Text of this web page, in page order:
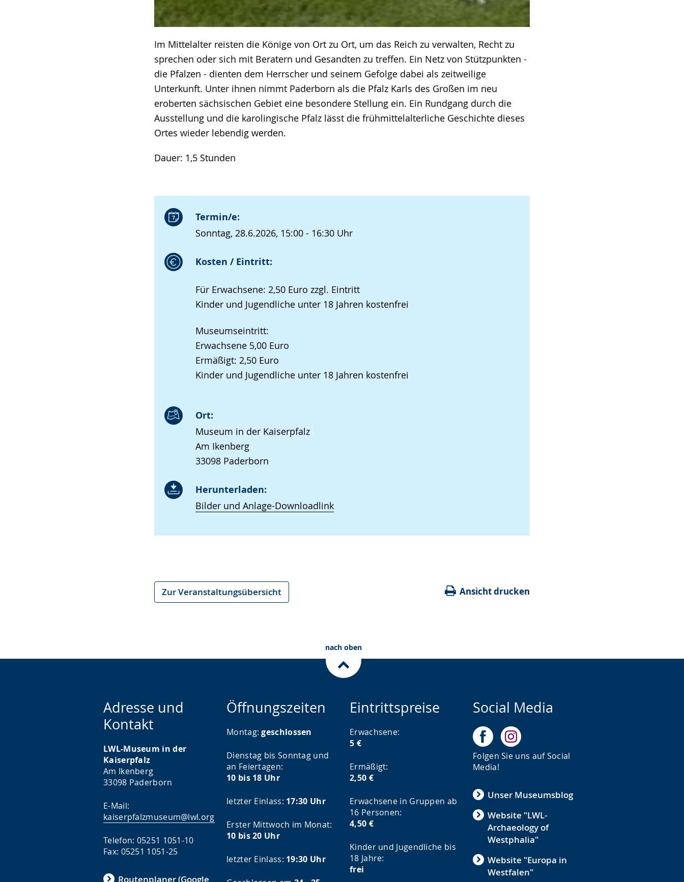
Im Mittelalter reisten die Könige von Ort zu Ort, um das Reich zu verwalten, Recht zu
sprechen oder sich mit Beratern und Gesandten zu treffen. Ein Netz von Stützpunkten -
die Pfalzen - dienten dem Herrscher und seinem Gefolge dabei als zeitweilige
Unterkunft. Unter ihnen nimmt Paderborn als die Pfalz Karls des Großen im neu
eroberten sächsischen Gebiet eine besondere Stellung ein. Ein Rundgang durch die
Ausstellung und die karolingische Pfalz lässt die frühmittelalterliche Geschichte dieses
Ortes wieder lebendig werden.
Dauer: 1,5 Stunden
Termin/e:
Sonntag, 28.6.2026, 15:00 - 16:30 Uhr
Kosten / Eintritt:
Für Erwachsene: 2,50 Euro zzgl. Eintritt
Kinder und Jugendliche unter 18 Jahren kostenfrei
Museumseintritt:
Erwachsene 5,00 Euro
Ermäßigt: 2,50 Euro
Kinder und Jugendliche unter 18 Jahren kostenfrei
Ort:
Museum in der Kaiserpfalz
Am Ikenberg
33098 Paderborn
Herunterladen:
Bilder und Anlage-Downloadlink
Zur Veranstaltungsübersicht Ansicht drucken
nach oben
Adresse und
Kontakt
LWL-Museum in der
Kaiserpfalz
Am Ikenberg
33098 Paderborn
E-Mail:
kaiserpfalzmuseum@lwl.org
Telefon: 05251 1051-10
Fax: 05251 1051-25
Routenplaner (Google
Öffnungszeiten
Montag:geschlossen
Dienstag bis Sonntag und
an Feiertagen:
10 bis 18 Uhr
letzter Einlass: 17:30 Uhr
Erster Mittwoch im Monat:
10 bis 20 Uhr
letzter Einlass: 19:30 Uhr
Eintrittspreise
Erwachsene:
5 €
Ermäßigt:
2,50 €
Erwachsene in Gruppen ab
16 Personen:
4,50 €
Kinder und Jugendliche bis
18 Jahre:
frei
Social Media
Folgen Sie uns auf Social
Media!
Unser Museumsblog
Website "LWL-
Archaeology of
Westphalia"
Website "Europa in
Westfalen"